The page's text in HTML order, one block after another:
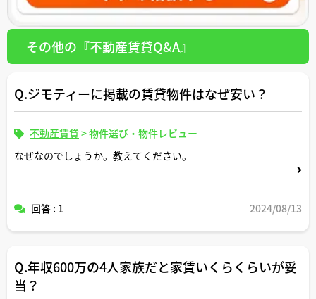
その他の『不動産賃貸Q&A』
Q.ジモティーに掲載の賃貸物件はなぜ安い？
不動産賃貸 >物件選び・物件レビュー
なぜなのでしょうか。教えてください。
回答 : 1 2024/08/13
Q.年収600万の4人家族だと家賃いくらくらいが妥
当？